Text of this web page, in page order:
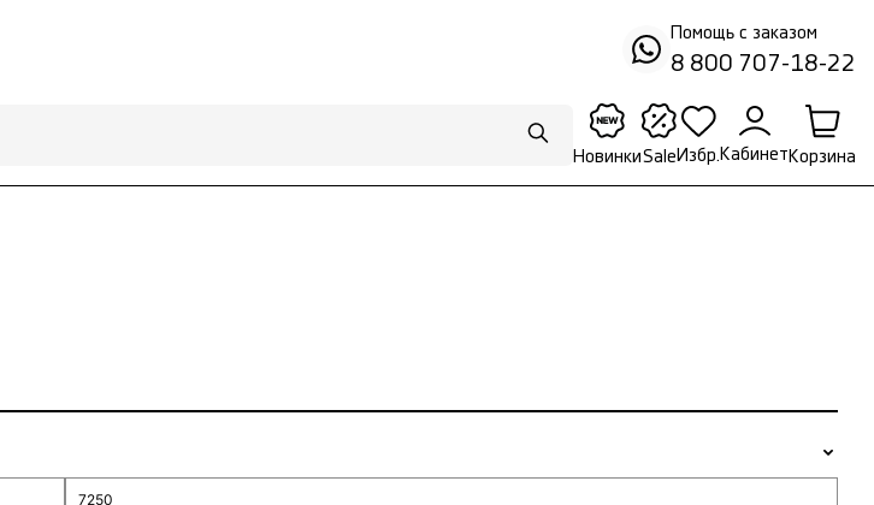
Помощь с заказом
8 800 707-18-22
НовинкиSale Избр. Кабинет Корзина